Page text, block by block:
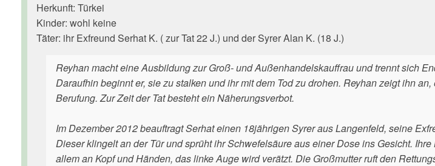
Herkunft: Türkei
Kinder: wohl keine
Täter: ihr Exfreund Serhat K. ( zur Tat 22 J.) und der Syrer Alan K. (18 J.)
Reyhan macht eine Ausbildung zur Groß- und Außenhandelskauffrau und trennt sich
Daraufhin beginnt er, sie zu stalken und ihr mit dem Tod zu drohen. Reyhan zeigt ihn
Berufung. Zur Zeit der Tat besteht ein Näherungsverbot.
Im Dezember 2012 beauftragt Serhat einen 18jährigen Syrer aus Langenfeld, seine
Dieser klingelt an der Tür und sprüht ihr Schwefelsäure aus einer Dose ins Gesicht.
allem an Kopf und Händen, das linke Auge wird verätzt. Die Großmutter ruft den